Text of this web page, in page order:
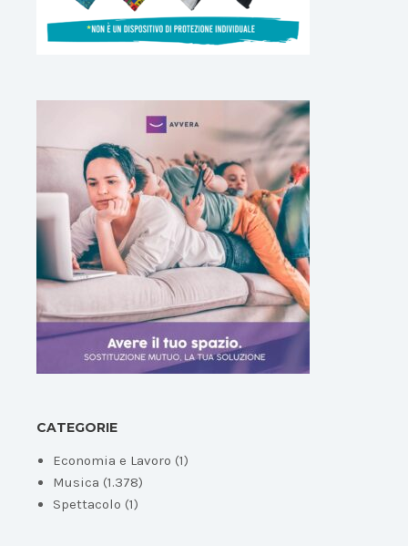
CATEGORIE
Economia e Lavoro (1)
Musica (1.378)
Spettacolo (1)